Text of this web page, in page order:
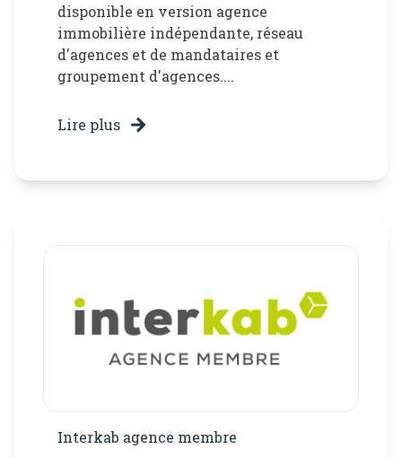
disponible en version agence
immobilière indépendante, réseau
d'agences et de mandataires et
groupement d'agences....
Lire plus
Interkab agence membre